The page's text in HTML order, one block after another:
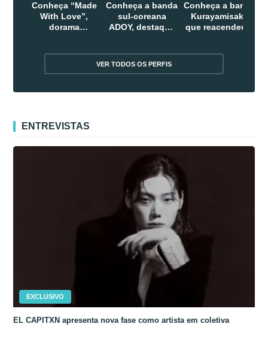
Conheça “Made
With Love”,
dorama
Conheça a banda
sul-coreana
ADOY, destaque
Conheça a banda
Kurayamisaka
que reacendeu o
VER TODOS OS PERFIS
ENTREVISTAS
EXCLUSIVO
EL CAPITXN apresenta nova fase como artista em coletiva